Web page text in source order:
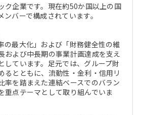
ク企業です。現在約50か国以上の国
バーで構成されています。
の最大化」および「財務健全性の維
および中長期の事業計画達成を支え
しています。足元では、グループ財
るとともに、流動性・金利・信用リ
率を踏まえた連結ベースでのバラン
重点テーマとして取り組んでいま